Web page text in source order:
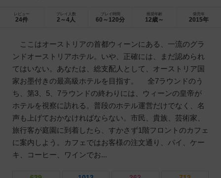
レビュー
24件
プレイ人数
2～4人
プレイ時間
60～120分
推奨年齢
12歳～
発売年
2015年
ここはオーストリアの首都ウィーンにある、一流のグラ
ンドオーストリアホテル。いや、正確には、まだ認められ
てはいない。あなたは、総支配人として、オーストリア国
家お墨付きの最高級ホテルを目指す。 全7ラウンドのう
ち、第3、5、7ラウンドの終わりには、ウィーンの皇帝が
ホテルを視察に訪れる。普段のホテル運営だけでなく、名
声も上げておかなければならない。市民、貴族、芸術家、
旅行客が庭園に到着したら、すかさず1階フロントのカフェ
に案内しよう。カフェではお客様の注文通り、パイ、ケー
キ、コーヒー、ワインでお...